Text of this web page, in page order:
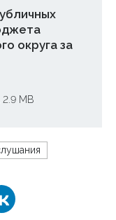
округа за
2.9 MB